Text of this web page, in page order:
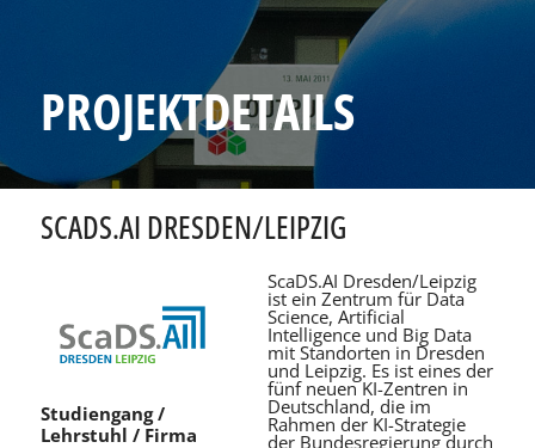
PROJEKTDETAILS
SCADS.AI DRESDEN/LEIPZIG
Studiengang /
Lehrstuhl / Firma
ScaDS.AI Dresden/Leipzig
ist ein Zentrum für Data
Science, Artificial
Intelligence und Big Data
mit Standorten in Dresden
und Leipzig. Es ist eines der
fünf neuen KI-Zentren in
Deutschland, die im
Rahmen der KI-Strategie
der Bundesregierung durch